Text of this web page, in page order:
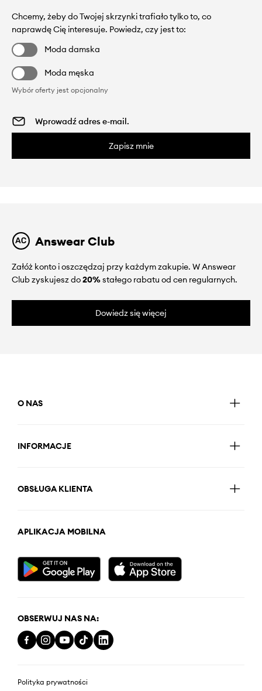
Chcemy, żeby do Twojej skrzynki trafiało tylko to, co
naprawdę Cię interesuje. Powiedz, czy jest to:
Moda damska
Moda męska
Wybór oferty jest opcjonalny
Zapisz mnie
Answear Club
Załóż konto i oszczędzaj przy każdym zakupie. W Answear
Club zyskujesz do20%stałego rabatu od cen regularnych.
Dowiedz się więcej
O NAS
INFORMACJE
OBSŁUGA KLIENTA
APLIKACJA MOBILNA
OBSERWUJ NAS NA:
Polityka prywatności